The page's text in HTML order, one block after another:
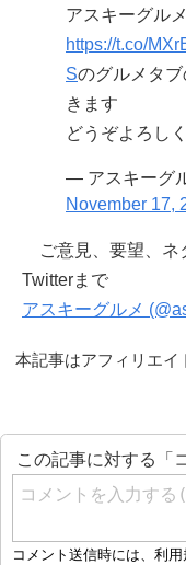
アスキーグル
https://t.co/
Sのグルメタ
きます
どうぞよろし
— アスキーグ
November 17,
ご意見、要望、ネ
Twitterまで
アスキーグルメ
本記事はアフィリエイ